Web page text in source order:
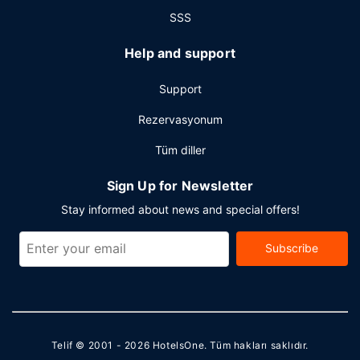
SSS
Help and support
Support
Rezervasyonum
Tüm diller
Sign Up for Newsletter
Stay informed about news and special offers!
Subscribe
Telif © 2001 - 2026 HotelsOne. Tüm hakları saklıdır.